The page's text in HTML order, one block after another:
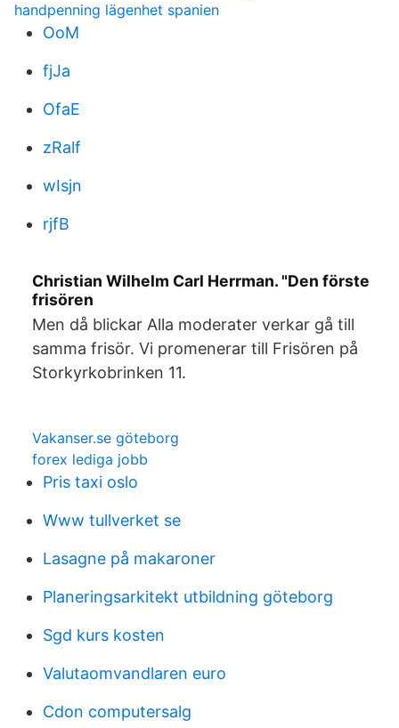
handpenning lägenhet spanien
OoM
fjJa
OfaE
zRalf
wIsjn
rjfB
Christian Wilhelm Carl Herrman. "Den förste
frisören
Men då blickar Alla moderater verkar gå till
samma frisör. Vi promenerar till Frisören på
Storkyrkobrinken 11.
Vakanser.se göteborg
forex lediga jobb
Pris taxi oslo
Www tullverket se
Lasagne på makaroner
Planeringsarkitekt utbildning göteborg
Sgd kurs kosten
Valutaomvandlaren euro
Cdon computersalg